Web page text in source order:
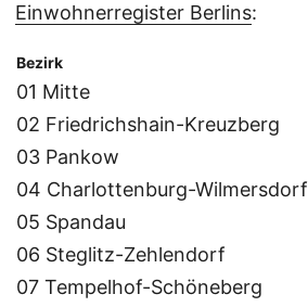
Einwohnerregister Berlins:
Bezirk
01 Mitte
02 Friedrichshain-Kreuzberg
03 Pankow
04 Charlottenburg-Wilmersdorf
05 Spandau
06 Steglitz-Zehlendorf
07 Tempelhof-Schöneberg